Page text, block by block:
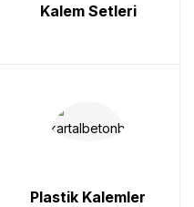
Kalem Setleri
Plastik Kalemler